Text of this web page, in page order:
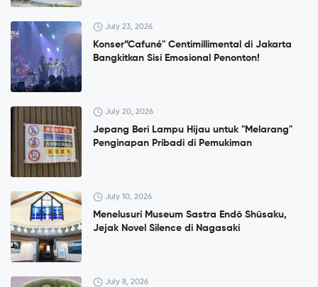
July 23, 2026
Konser”Cafuné" Centimillimental di Jakarta
Bangkitkan Sisi Emosional Penonton!
July 20, 2026
Jepang Beri Lampu Hijau untuk "Melarang"
Penginapan Pribadi di Pemukiman
July 10, 2026
Menelusuri Museum Sastra Endō Shūsaku,
Jejak Novel Silence di Nagasaki
July 8, 2026